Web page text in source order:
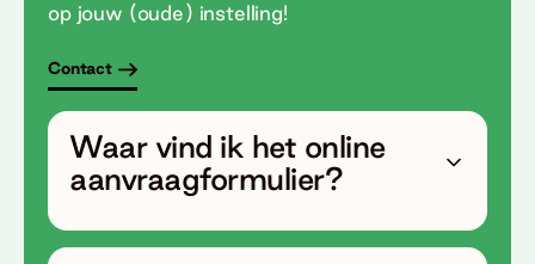
op jouw (oude) instelling!
Contact
Waar vind ik het online
aanvraagformulier?